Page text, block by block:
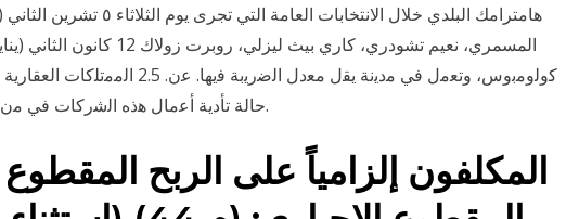
هامترامك البلدي خلال الانتخابات
ﻛﻭﻟﻭﻣﺑﻭﺱ، ﻭﺗﻌﻣﻝ ﻓﻲ ﻣﺩﻳﻧﺔ ﻳﻘﻝ ﻣﻌﺩﻝ
ﺣﺎﻟﺔ ﺗﺄﺩﻳﺔ ﺃﻋﻣﺎﻝ ﻫﺫﻩ ﺍﻟﺷﺭﻛﺎﺕ ﻓﻲ ﻣﻥ ﻣﻘﺎﻁﻌﺔ ﺿﺭﻳﺑﻳﺔ . ﺍﻟﻌﻣﻭﺩ.